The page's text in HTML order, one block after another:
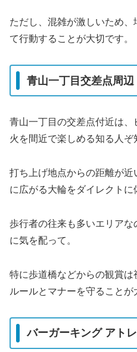
ただし、混雑が激しいため
て行動することが大切です。
青山一丁目交差点周辺
青山一丁目の交差点付近は
火を間近で楽しめる知る人ぞ
打ち上げ地点からの距離が
に広がる大輪をダイレクトに
歩行者の往来も多いエリア
に気を配って。
特に歩道橋などからの観賞は
ルールとマナーを守ることが
バーガーキング アト